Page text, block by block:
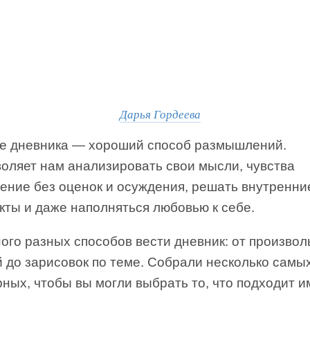
Дарья Гордеева
дневника — хороший способ размышлений.
нам анализировать свои мысли, чувства
без оценок и осуждения, решать
и даже наполняться любовью к себе.
разных способов вести дневник: от
до зарисовок по теме. Собрали несколько
чтобы вы могли выбрать то, что подходит